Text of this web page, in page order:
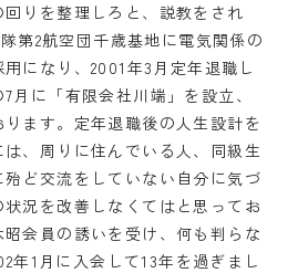
回りを整理しろと、説教をされ
第2航空団千歳基地に電気関係の
になり、2001年3月定年退職し
月に「有限会社川端」を設立、
ます。定年退職後の人生設計を
、周りに住んでいる人、同級生
ど交流をしていない自分に気づ
況を改善しなくてはと思ってお
会員の誘いを受け、何も判らな
年1月に入会して13年を過ぎまし